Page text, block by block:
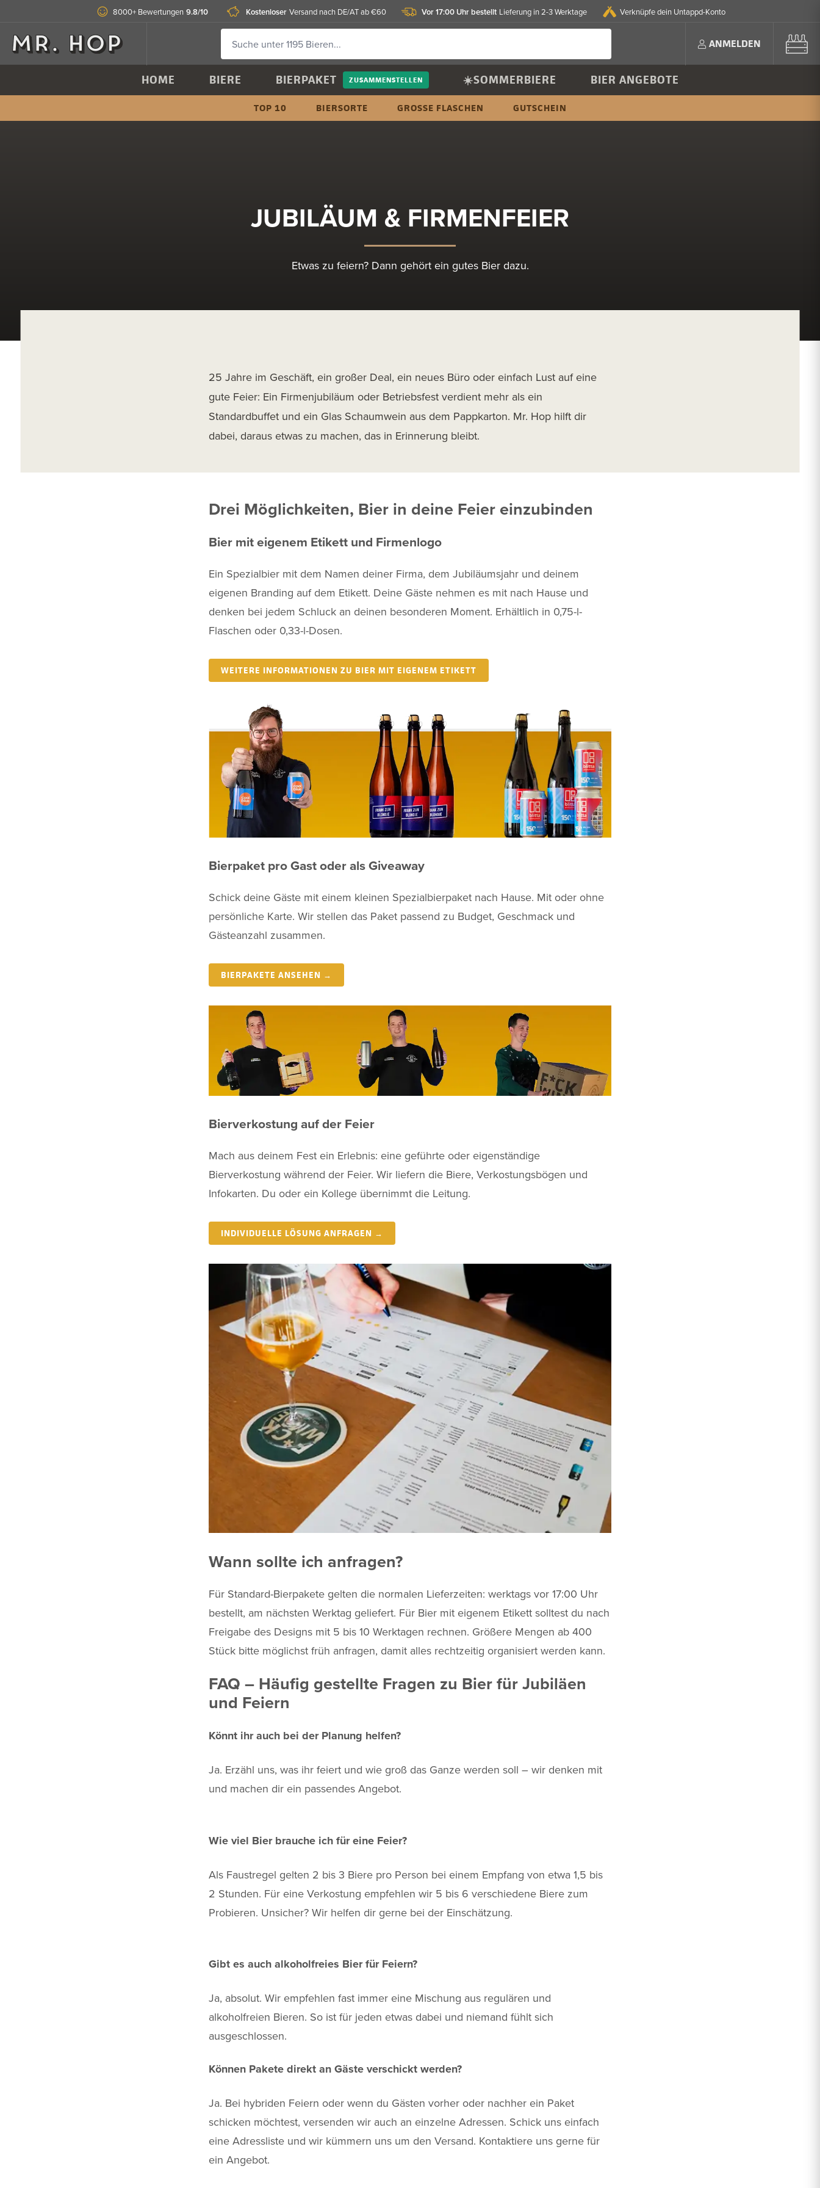
8000+ Bewertungen 9.8/10 Kostenloser Versand nach DE/AT ab €60 Vor 17:00 Uhr bestellt Lieferung in 2-3 Werktage Verknüpfe dein Untappd-Konto
ANMELDEN
HOME BIERE BIERPAKET ZUSAMMENSTELLEN ☀️SOMMERBIERE BIER ANGEBOTE
TOP 10 BIERSORTE GROSSE FLASCHEN GUTSCHEIN
JUBILÄUM & FIRMENFEIER
Etwas zu feiern? Dann gehört ein gutes Bier dazu.
25 Jahre im Geschäft, ein großer Deal, ein neues Büro oder einfach Lust auf eine
gute Feier: Ein Firmenjubiläum oder Betriebsfest verdient mehr als ein
Standardbuffet und ein Glas Schaumwein aus dem Pappkarton. Mr. Hop hilft dir
dabei, daraus etwas zu machen, das in Erinnerung bleibt.
Drei Möglichkeiten, Bier in deine Feier einzubinden
Bier mit eigenem Etikett und Firmenlogo
Ein Spezialbier mit dem Namen deiner Firma, dem Jubiläumsjahr und deinem
eigenen Branding auf dem Etikett. Deine Gäste nehmen es mit nach Hause und
denken bei jedem Schluck an deinen besonderen Moment. Erhältlich in 0,75-l-
Flaschen oder 0,33-l-Dosen.
WEITERE INFORMATIONEN ZU BIER MIT EIGENEM ETIKETT
Bierpaket pro Gast oder als Giveaway
Schick deine Gäste mit einem kleinen Spezialbierpaket nach Hause. Mit oder ohne
persönliche Karte. Wir stellen das Paket passend zu Budget, Geschmack und
Gästeanzahl zusammen.
BIERPAKETE ANSEHEN →
Bierverkostung auf der Feier
Mach aus deinem Fest ein Erlebnis: eine geführte oder eigenständige
Bierverkostung während der Feier. Wir liefern die Biere, Verkostungsbögen und
Infokarten. Du oder ein Kollege übernimmt die Leitung.
INDIVIDUELLE LÖSUNG ANFRAGEN →
Wann sollte ich anfragen?
Für Standard-Bierpakete gelten die normalen Lieferzeiten: werktags vor 17:00 Uhr
bestellt, am nächsten Werktag geliefert. Für Bier mit eigenem Etikett solltest du nach
Freigabe des Designs mit 5 bis 10 Werktagen rechnen. Größere Mengen ab 400
Stück bitte möglichst früh anfragen, damit alles rechtzeitig organisiert werden kann.
FAQ – Häufig gestellte Fragen zu Bier für Jubiläen
und Feiern
Könnt ihr auch bei der Planung helfen?
Ja. Erzähl uns, was ihr feiert und wie groß das Ganze werden soll – wir denken mit
und machen dir ein passendes Angebot.
Wie viel Bier brauche ich für eine Feier?
Als Faustregel gelten 2 bis 3 Biere pro Person bei einem Empfang von etwa 1,5 bis
2 Stunden. Für eine Verkostung empfehlen wir 5 bis 6 verschiedene Biere zum
Probieren. Unsicher? Wir helfen dir gerne bei der Einschätzung.
Gibt es auch alkoholfreies Bier für Feiern?
Ja, absolut. Wir empfehlen fast immer eine Mischung aus regulären und
alkoholfreien Bieren. So ist für jeden etwas dabei und niemand fühlt sich
ausgeschlossen.
Können Pakete direkt an Gäste verschickt werden?
Ja. Bei hybriden Feiern oder wenn du Gästen vorher oder nachher ein Paket
schicken möchtest, versenden wir auch an einzelne Adressen. Schick uns einfach
eine Adressliste und wir kümmern uns um den Versand. Kontaktiere uns gerne für
ein Angebot.